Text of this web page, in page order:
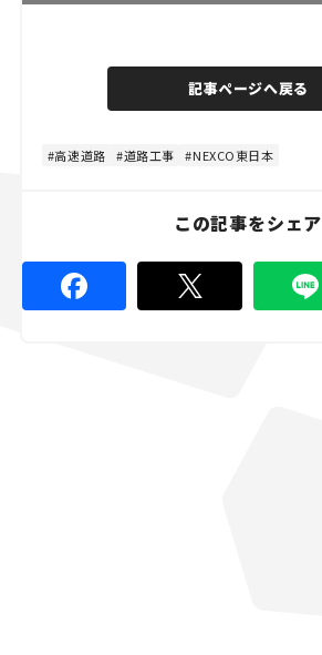
e
d
%
記事ページへ戻る
高速道路 道路工事 NEXCO東日本
この記事をシェア